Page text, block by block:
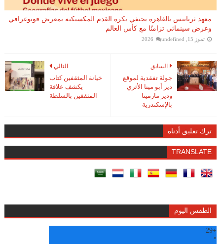
معهد ثربانتس بالقاهرة يحتفي بكرة القدم المكسيكية بمعرض فوتوغرافي
وعرض سينمائي تزامنًا مع كأس العالم
تموز 15, 2026 undefined
التالي
خيانة المثقفين كتاب
يكشف علاقة
المثقفين بالسلطة
السابق
جولة تفقدية لموقع
دير أبو مينا الأثري
ودير مارمينا
بالإسكندرية
ترك تعليق أدناه
TRANSLATE
الطقس اليوم
+
29
°